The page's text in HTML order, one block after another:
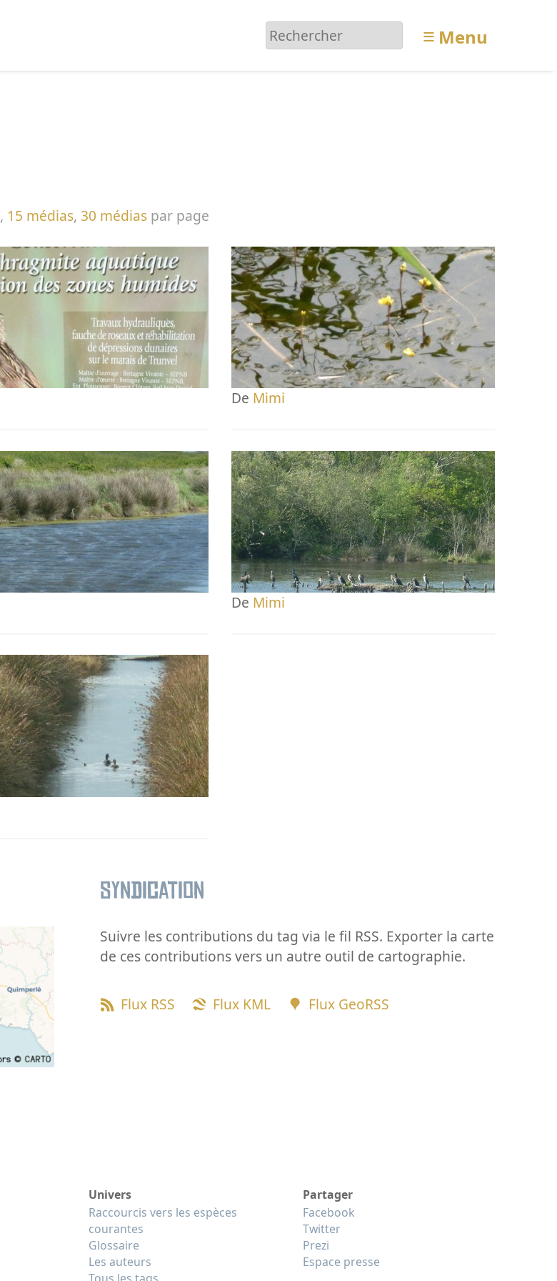
≡ Menu
, 15 médias, 30 médias par page
De Mimi
De Mimi
Syndication
Suivre les contributions du tag via le fil RSS. Exporter la carte
de ces contributions vers un autre outil de cartographie.
Flux RSS Flux KML Flux GeoRSS
Univers
Raccourcis vers les espèces
courantes
Glossaire
Les auteurs
Partager
Facebook
Twitter
Prezi
Espace presse